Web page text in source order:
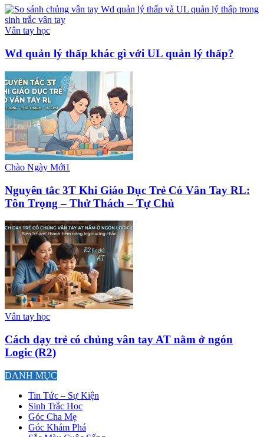
Vân tay học
Wd quản lý thấp khác gì với UL quản lý thấp?
Chào Ngày Mới1
Nguyên tắc 3T Khi Giáo Dục Trẻ Có Vân Tay RL:
Tôn Trọng – Thử Thách – Tự Chủ
Vân tay học
Cách dạy trẻ có chủng vân tay AT nằm ở ngón
Logic (R2)
DANH MỤC
Tin Tức – Sự Kiện
Sinh Trắc Học
Góc Cha Mẹ
Góc Khám Phá